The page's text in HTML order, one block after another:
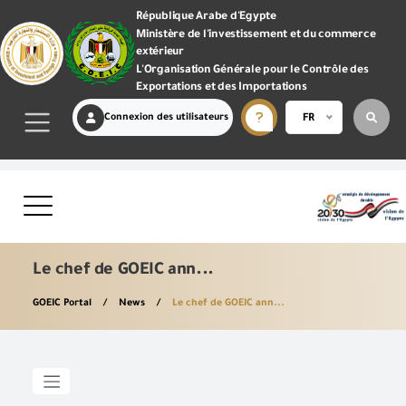
République Arabe d'Egypte
Ministère de l'investissement et du commerce
extérieur
L'Organisation Générale pour le Contrôle des
Exportations et des Importations
Connexion des utilisateurs FR
Le chef de GOEIC ann...
GOEIC Portal News Le chef de GOEIC ann...